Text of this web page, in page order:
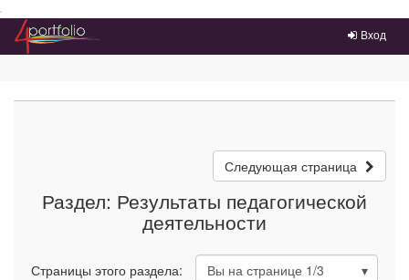
Преейти на главное меню
Вход
Следующая страница
Раздел: Результаты педагогической
деятельности
Страницы этого раздела: Вы на странице 1/3